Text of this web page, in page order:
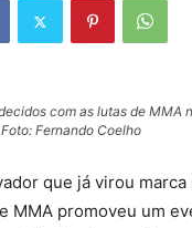
com as lutas de MMA
Foto: Fernando Coelho
que já virou
MMA promoveu um